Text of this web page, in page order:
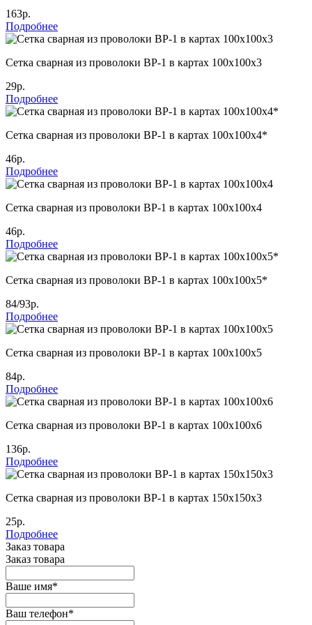
163р.
Подробнее
Сетка сварная из проволоки ВР-1 в картах 100х100х3
29р.
Подробнее
Сетка сварная из проволоки ВР-1 в картах 100х100х4*
46р.
Подробнее
Сетка сварная из проволоки ВР-1 в картах 100х100х4
46р.
Подробнее
Сетка сварная из проволоки ВР-1 в картах 100х100х5*
84/93р.
Подробнее
Сетка сварная из проволоки ВР-1 в картах 100х100х5
84р.
Подробнее
Сетка сварная из проволоки ВР-1 в картах 100х100х6
136р.
Подробнее
Сетка сварная из проволоки ВР-1 в картах 150х150х3
25р.
Подробнее
Заказ товара
Заказ товара
Ваше имя*
Ваш телефон*